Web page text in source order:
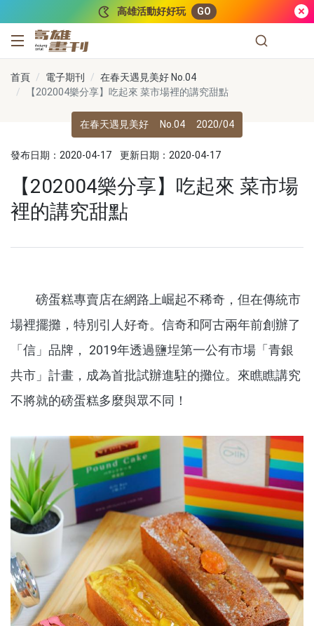
高雄活動好好玩 GO
高雄畫刊
首頁 電子期刊
在春天遇見美好 No.04
【202004樂分享】吃起來 菜市場裡的講究甜點
在春天遇見美好 No.04 2020/04
發布日期：2020-04-17 更新日期：2020-04-17
【202004樂分享】吃起來 菜市場
裡的講究甜點
磅蛋糕專賣店在網路上崛起不稀奇，但在傳統市
場裡擺攤，特別引人好奇。信奇和阿古兩年前創辦了
「信」品牌， 2019年透過鹽埕第一公有市場「青銀
共市」計畫，成為首批試辦進駐的攤位。來瞧瞧講究
不將就的磅蛋糕多麼與眾不同！